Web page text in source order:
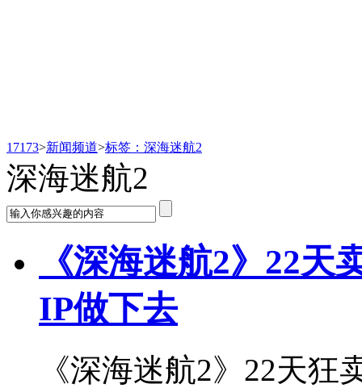
17173>新闻频道>标签：深海迷航2
深海迷航2
《深海迷航2》22天
IP做下去
《深海迷航2》22天